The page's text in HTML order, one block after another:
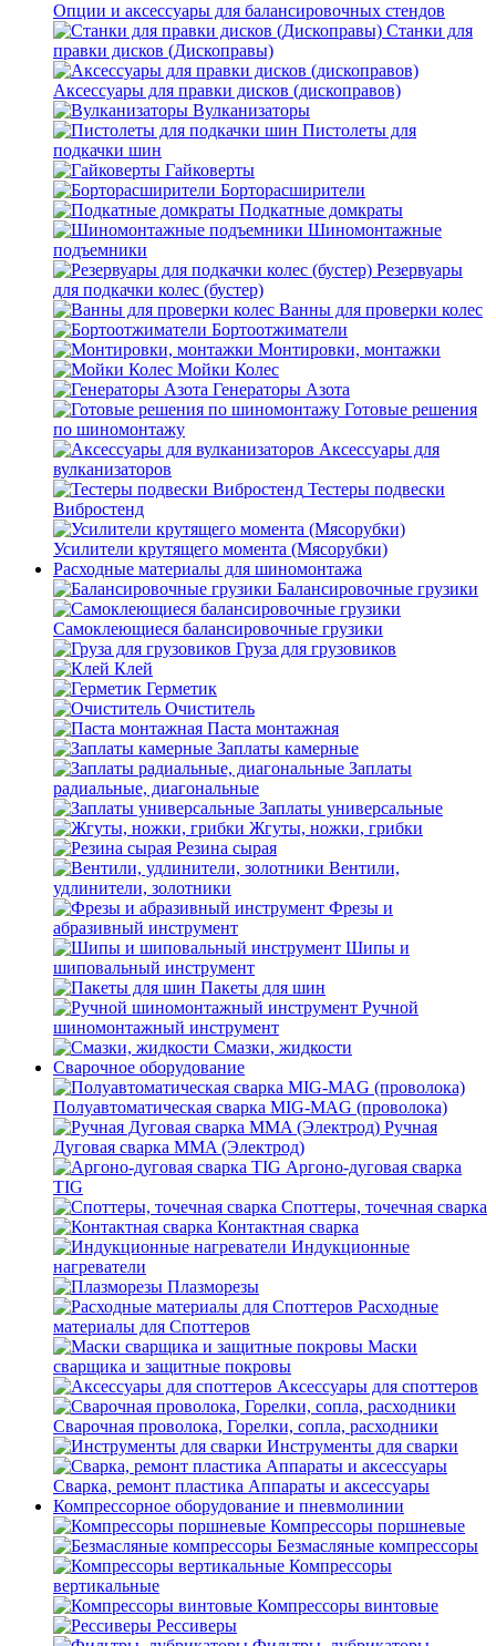
Опции и аксессуары для балансировочных стендов
Станки для
правки дисков (Дископравы)
Аксессуары для правки дисков (дископравов)
Вулканизаторы
Пистолеты для
подкачки шин
Гайковерты
Борторасширители
Подкатные домкраты
Шиномонтажные
подъемники
Резервуары
для подкачки колес (бустер)
Ванны для проверки колес
Бортоотжиматели
Монтировки, монтажки
Мойки Колес
Генераторы Азота
Готовые решения
по шиномонтажу
Аксессуары для
вулканизаторов
Тестеры подвески
Вибростенд
Усилители крутящего момента (Мясорубки)
Расходные материалы для шиномонтажа
Балансировочные грузики
Самоклеющиеся балансировочные грузики
Груза для грузовиков
Клей
Герметик
Очиститель
Паста монтажная
Заплаты камерные
Заплаты
радиальные, диагональные
Заплаты универсальные
Жгуты, ножки, грибки
Резина сырая
Вентили,
удлинители, золотники
Фрезы и
абразивный инструмент
Шипы и
шиповальный инструмент
Пакеты для шин
Ручной
шиномонтажный инструмент
Смазки, жидкости
Сварочное оборудование
Полуавтоматическая сварка MIG-MAG (проволока)
Ручная
Дуговая сварка MMA (Электрод)
Аргоно-дуговая сварка
TIG
Споттеры, точечная сварка
Контактная сварка
Индукционные
нагреватели
Плазморезы
Расходные
материалы для Споттеров
Маски
сварщика и защитные покровы
Аксессуары для споттеров
Сварочная проволока, Горелки, сопла, расходники
Инструменты для сварки
Сварка, ремонт пластика Аппараты и аксессуары
Компрессорное оборудование и пневмолинии
Компрессоры поршневые
Безмасляные компрессоры
Компрессоры
вертикальные
Компрессоры винтовые
Рессиверы